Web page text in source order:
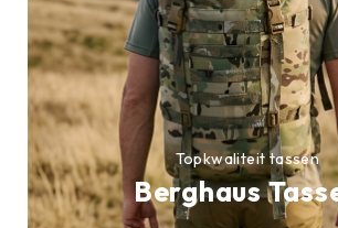
Berghaus
Topkwaliteit tassen